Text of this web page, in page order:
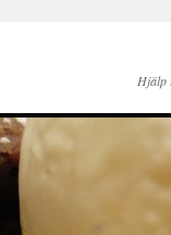
Hjälp